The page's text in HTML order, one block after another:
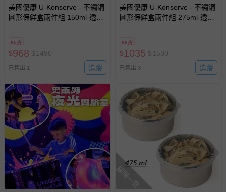
美國優康 U-Konserve - 不鏽鋼
圓形保鮮盒兩件組 150ml-透明-
CPSIA 檢驗
65折
$968 $1490
已售出 1 追蹤
美國優康 U-Konserve - 不鏽鋼
圓形保鮮盒兩件組 275ml-透明-
CPSIA 檢驗
66折
$1035 $1580
已售出 3 追蹤
搶購一空